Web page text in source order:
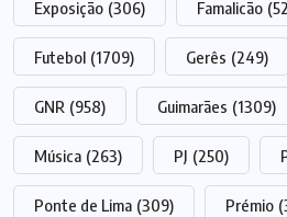
Exposição (306) Famalicão
Futebol (1709) Gerês (249)
GNR (958) Guimarães (1309)
Música (263) PJ (250)
Ponte de Lima (309) Prémio